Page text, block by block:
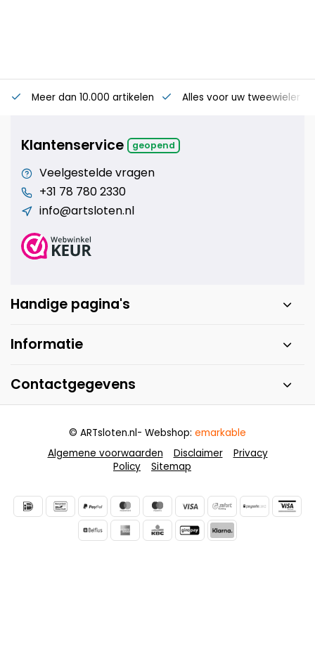
Meer dan 10.000 artikelen Alles voor uw tweewieler
Klantenservice geopend
Veelgestelde vragen
+31 78 780 2330
info@artsloten.nl
Handige pagina's
Informatie
Contactgegevens
Algemene voorwaarden Disclaimer
Privacy
Policy
Sitemap
© ARTsloten.nl- Webshop: emarkable